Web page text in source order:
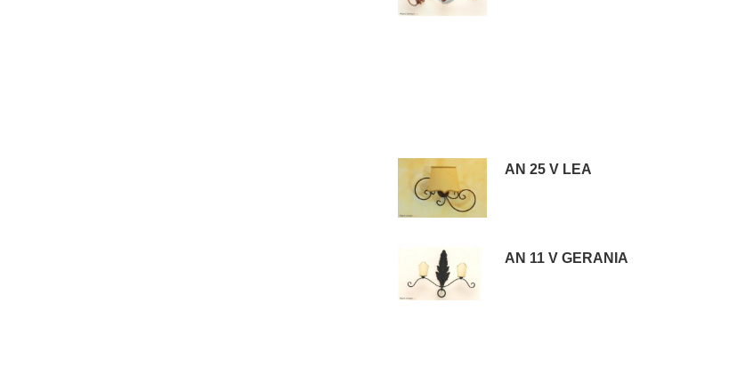
AN 25 V LEA
AN 11 V GERANIA